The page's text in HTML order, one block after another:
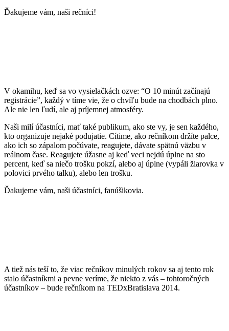
Ďakujeme vám, naši rečníci!
V okamihu, keď sa vo vysielačkách ozve: “O 10 minút začínajú
registrácie”, každý v tíme vie, že o chvíľu bude na chodbách plno.
Ale nie len ľudí, ale aj príjemnej atmosféry.
Naši milí účastníci, mať také publikum, ako ste vy, je sen každého,
kto organizuje nejaké podujatie. Cítime, ako rečníkom držíte palce,
ako ich so zápalom počúvate, reagujete, dávate spätnú väzbu v
reálnom čase. Reagujete úžasne aj keď veci nejdú úplne na sto
percent, keď sa niečo trošku pokzí, alebo aj úplne (vypáli žiarovka v
polovici prvého talku), alebo len trošku.
Ďakujeme vám, naši účastníci, fanúšikovia.
A tiež nás teší to, že viac rečníkov minulých rokov sa aj tento rok
stalo účastníkmi a pevne veríme, že niekto z vás – tohtoročných
účastníkov – bude rečníkom na TEDxBratislava 2014.